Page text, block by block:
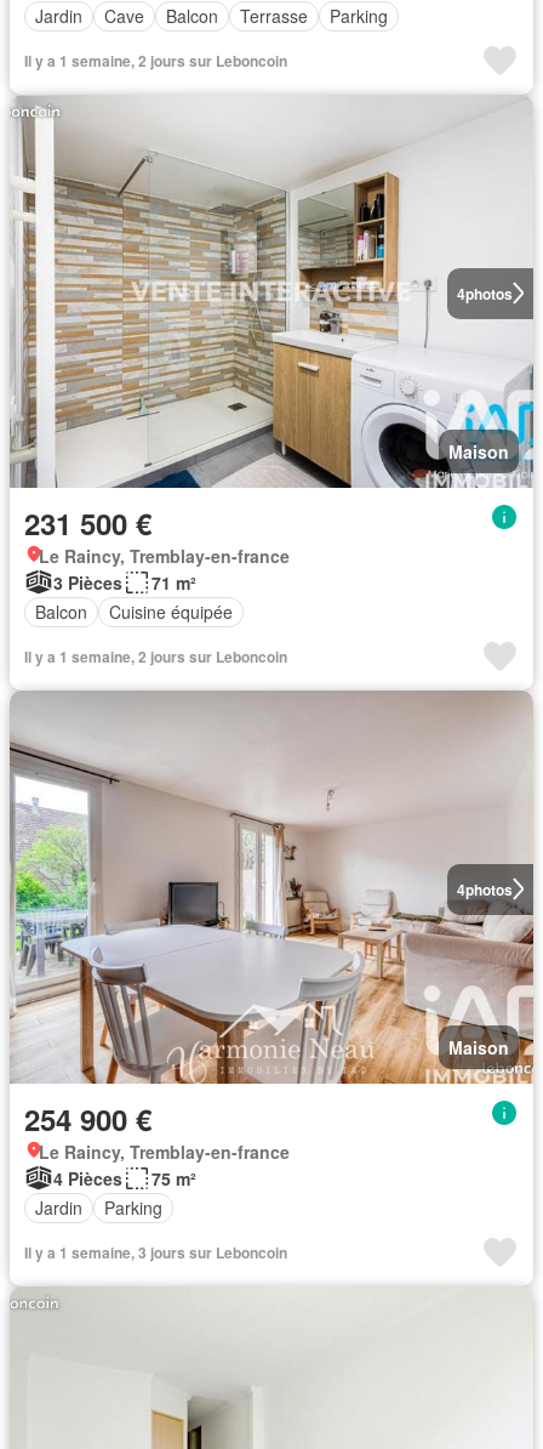
Jardin
Cave Balcon Terrasse Parking
Il y a 1 semaine, 2 jours sur Leboncoin
4photos
Maison
231 500 €
Le Raincy, Tremblay-en-france
3 Pièces
71 m²
Balcon
Cuisine équipée
Il y a 1 semaine, 2 jours sur Leboncoin
4photos
Maison
254 900 €
Le Raincy, Tremblay-en-france
4 Pièces
75 m²
Jardin
Parking
Il y a 1 semaine, 3 jours sur Leboncoin